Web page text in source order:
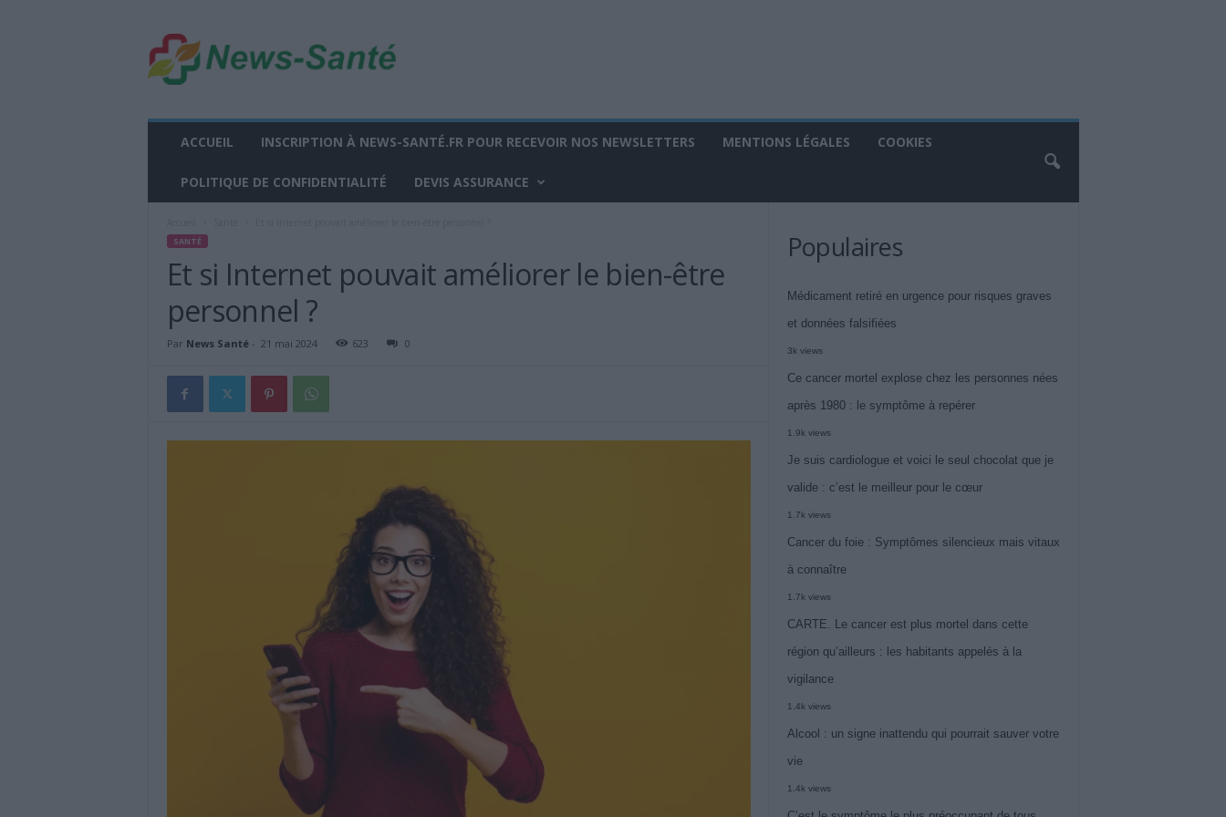
w
s
ACCUEIL INSCRIPTION À NEWS-SANTÉ.FR POUR RECEVOIR NOS NEWSLETTERS MENTIONS LÉGALES COOKIES
POLITIQUE DE CONFIDENTIALITÉ DEVIS ASSURANCE
SANTÉ
Et si Internet pouvait améliorer le bien-être
personnel ?
Par News Santé- 21 mai 2024 623 0
Populaires
Médicament retiré en urgence pour risques graves
et données falsifiées
3k views
Ce cancer mortel explose chez les personnes nées
après 1980 : le symptôme à repérer
1.9k views
Je suis cardiologue et voici le seul chocolat que je
valide : c’est le meilleur pour le cœur
1.7k views
Cancer du foie : Symptômes silencieux mais vitaux
à connaître
1.7k views
CARTE. Le cancer est plus mortel dans cette
région qu’ailleurs : les habitants appelés à la
vigilance
1.4k views
Alcool : un signe inattendu qui pourrait sauver votre
vie
1.4k views